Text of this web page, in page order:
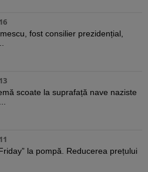
fost consilier prezidențial,
scoate la suprafață nave naziste
la pompă. Reducerea prețului